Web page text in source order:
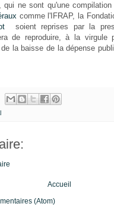
qui ne sont qu'une
comme l'IFRAP, la
soient reprises par la
de reproduire, à la virgule
la baisse de la dépense
Accueil
(Atom)